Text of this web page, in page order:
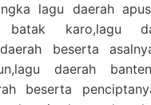
lagu daerah
batak karo,lagu
beserta
daerah
beserta